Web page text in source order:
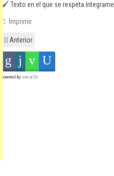
🖌️ Texto en el que se respeta
Imprimir
Anterior
powered by social2s